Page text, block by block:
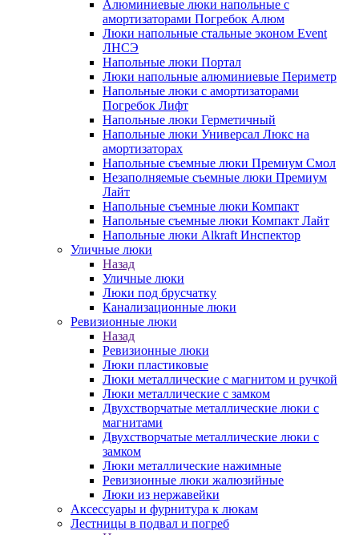
Алюминиевые люки напольные с
амортизаторами Погребок Алюм
Люки напольные стальные эконом Event
ЛНСЭ
Напольные люки Портал
Люки напольные алюминиевые Периметр
Напольные люки с амортизаторами
Погребок Лифт
Напольные люки Герметичный
Напольные люки Универсал Люкс на
амортизаторах
Напольные съемные люки Премиум Смол
Незаполняемые съемные люки Премиум
Лайт
Напольные съемные люки Компакт
Напольные съемные люки Компакт Лайт
Напольные люки Alkraft Инспектор
Уличные люки
Назад
Уличные люки
Люки под брусчатку
Канализационные люки
Ревизионные люки
Назад
Ревизионные люки
Люки пластиковые
Люки металлические с магнитом и ручкой
Люки металлические с замком
Двухстворчатые металлические люки с
магнитами
Двухстворчатые металлические люки с
замком
Люки металлические нажимные
Ревизионные люки жалюзийные
Люки из нержавейки
Аксессуары и фурнитура к люкам
Лестницы в подвал и погреб